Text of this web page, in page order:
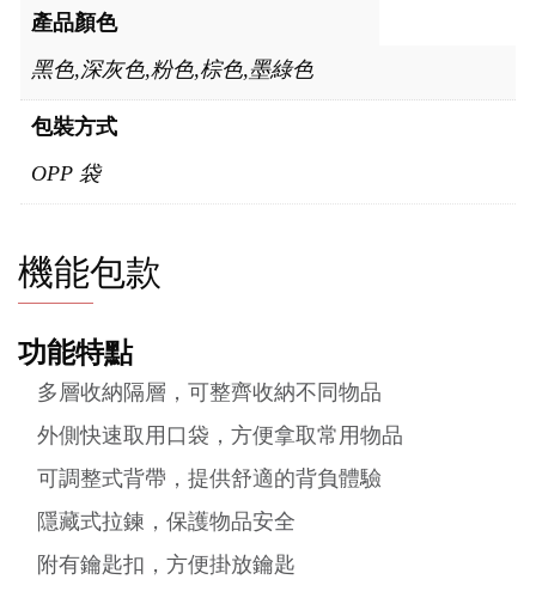
產品顏色
黑色,深灰色,粉色,棕色,墨綠色
包裝方式
OPP 袋
機能包款
功能特點
多層收納隔層，可整齊收納不同物品
外側快速取用口袋，方便拿取常用物品
可調整式背帶，提供舒適的背負體驗
隱藏式拉鍊，保護物品安全
附有鑰匙扣，方便掛放鑰匙